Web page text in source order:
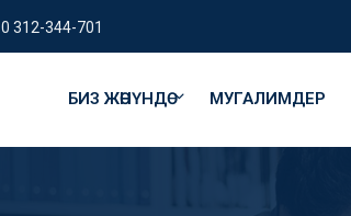
0 312-344-701
БИЗ ЖӨНҮНДӨ МУГАЛИМДЕР